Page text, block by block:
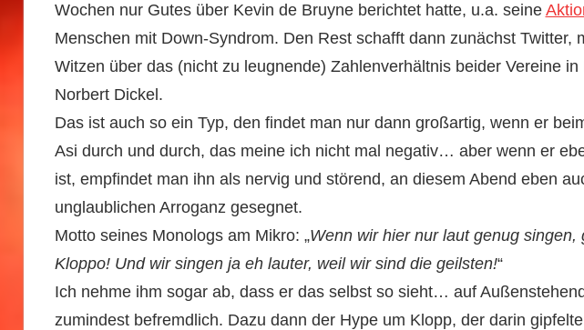
Wochen nur Gutes über Kevin de Bruyne berichtet hatte, u.a. seine
Menschen mit Down-Syndrom. Den Rest schafft dann zunächst Twitter,
Witzen über das (nicht zu leugnende) Zahlenverhältnis beider Vereine
Norbert Dickel.
Das ist auch so ein Typ, den findet man nur dann großartig, wenn er
Asi durch und durch, das meine ich nicht mal negativ… aber wenn er
ist, empfindet man ihn als nervig und störend, an diesem Abend eben
unglaublichen Arroganz gesegnet.
Motto seines Monologs am Mikro: „Wenn wir hier nur laut genug singen,
Kloppo! Und wir singen ja eh lauter, weil wir sind die geilsten!“
Ich nehme ihm sogar ab, dass er das selbst so sieht… auf
zumindest befremdlich. Dazu dann der Hype um Klopp, der darin